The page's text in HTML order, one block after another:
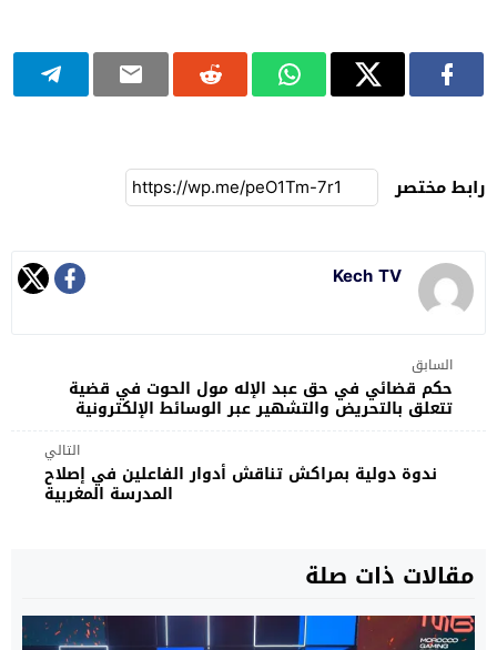
رابط مختصر
Kech TV
السابق
حكم قضائي في حق عبد الإله مول الحوت في قضية
تتعلق بالتحريض والتشهير عبر الوسائط الإلكترونية
التالي
ندوة دولية بمراكش تناقش أدوار الفاعلين في إصلاح
المدرسة المغربية
مقالات ذات صلة